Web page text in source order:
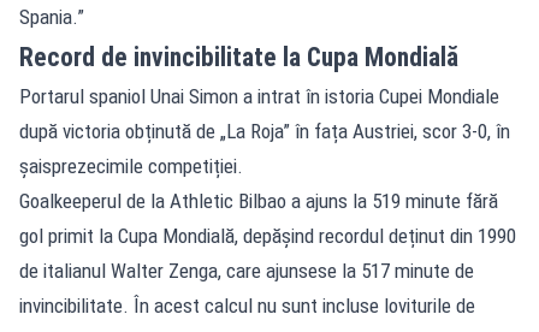
Spania.”
Record de invincibilitate la Cupa Mondială
Portarul spaniol Unai Simon a intrat în istoria Cupei Mondiale
după victoria obținută de „La Roja” în fața Austriei, scor 3-0, în
șaisprezecimile competiției.
Goalkeeperul de la Athletic Bilbao a ajuns la 519 minute fără
gol primit la Cupa Mondială, depășind recordul deținut din 1990
de italianul Walter Zenga, care ajunsese la 517 minute de
invincibilitate. În acest calcul nu sunt incluse loviturile de